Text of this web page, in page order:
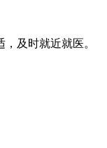
及时就近就医。